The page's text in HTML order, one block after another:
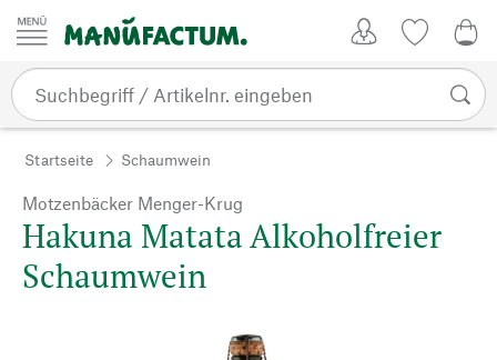
Zum Inhalt springen
Startseite Schaumwein
Motzenbäcker Menger-Krug
Hakuna Matata Alkoholfreier
Schaumwein